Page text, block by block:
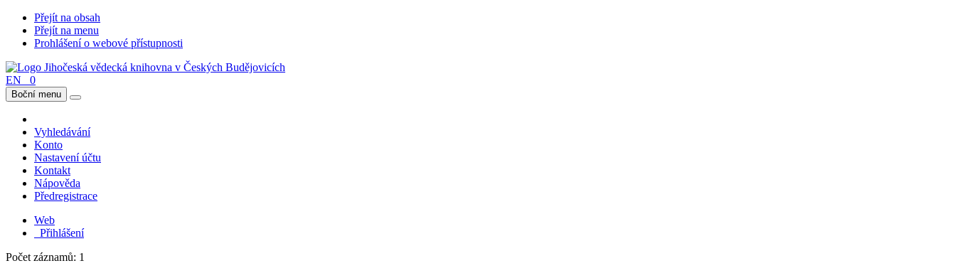
Přejít na obsah
Přejít na menu
Prohlášení o webové přístupnosti
EN 0
Boční menu
Vyhledávání
Konto
Nastavení účtu
Kontakt
Nápověda
Předregistrace
Web
Přihlášení
Počet záznamů: 1